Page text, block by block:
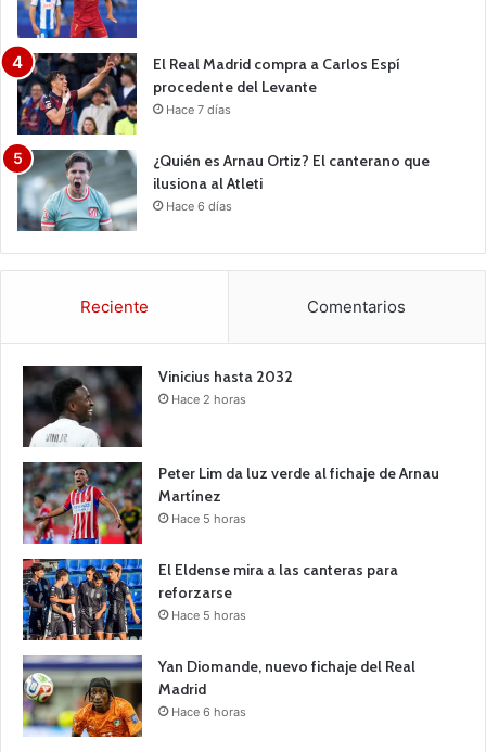
El Real Madrid compra a Carlos Espí
procedente del Levante
Hace 7 días
¿Quién es Arnau Ortiz? El canterano que
ilusiona al Atleti
Hace 6 días
Reciente Comentarios
Vinicius hasta 2032
Hace 2 horas
Peter Lim da luz verde al fichaje de Arnau
Martínez
Hace 5 horas
El Eldense mira a las canteras para
reforzarse
Hace 5 horas
Yan Diomande, nuevo fichaje del Real
Madrid
Hace 6 horas